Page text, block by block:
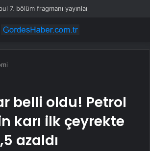
7. bölüm fragmanı yayınlandı mı?
belli oldu! Petrol
karı ilk çeyrekte
azaldı